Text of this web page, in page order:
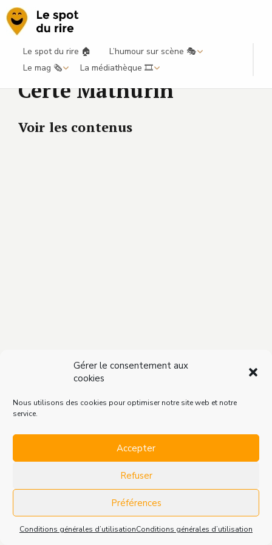
Gérer le consentement aux
cookies
Nous utilisons des cookies pour optimiser notre site web et notre
service.
Accepter
Refuser
Préférences
Conditions générales d’utilisationConditions générales d’utilisation
Le spot du rire 🏠
L’humour sur scène 🎭
Le mag 🗞️
La médiathèque 🎞️
Certe Mathurin
Voir les contenus